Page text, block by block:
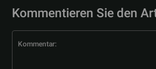
Kommentieren Sie den